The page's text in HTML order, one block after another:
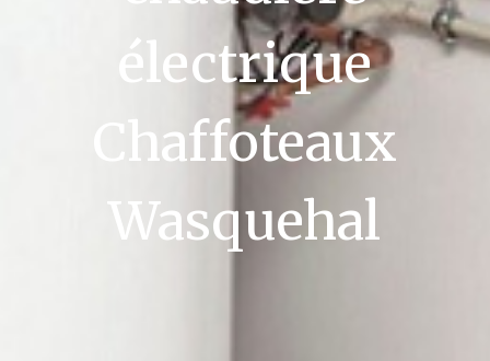
électrique
Chaffoteaux
Wasquehal